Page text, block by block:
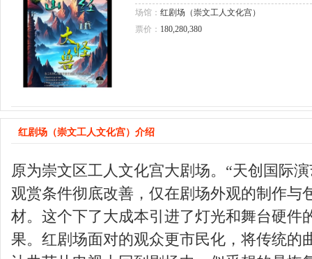
场馆： 红剧场（崇文工人文化宫）
票价： 180,280,380
红剧场（崇文工人文化宫）介绍
原为崇文区工人文化宫大剧场。“天创国际
观赏条件彻底改善，仅在剧场外观的制作与
材。这个下了大成本引进了灯光和舞台硬件
果。红剧场面对的观众更市民化，将传统